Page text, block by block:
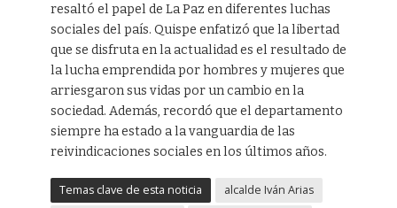
resaltó el papel de La Paz en diferentes luchas
sociales del país. Quispe enfatizó que la libertad
que se disfruta en la actualidad es el resultado de
la lucha emprendida por hombres y mujeres que
arriesgaron sus vidas por un cambio en la
sociedad. Además, recordó que el departamento
siempre ha estado a la vanguardia de las
reivindicaciones sociales en los últimos años.
Temas clave de esta noticia
alcalde Iván Arias